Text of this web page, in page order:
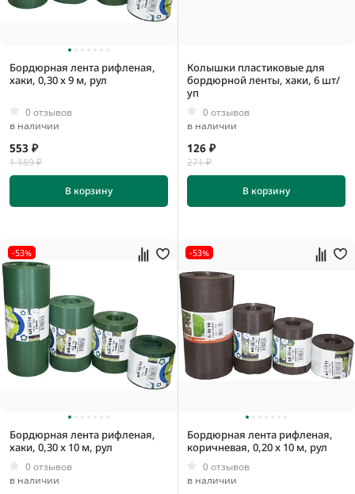
Бордюрная лента рифленая,
хаки, 0,30 x 9 м, рул
0 отзывов
в наличии
553 ₽
1 189 ₽
В корзину
Колышки пластиковые для
бордюрной ленты, хаки, 6 шт/
уп
0 отзывов
в наличии
126 ₽
271 ₽
В корзину
-53%
Бордюрная лента рифленая,
хаки, 0,30 x 10 м, рул
0 отзывов
в наличии
-53%
Бордюрная лента рифленая,
коричневая, 0,20 x 10 м, рул
0 отзывов
в наличии